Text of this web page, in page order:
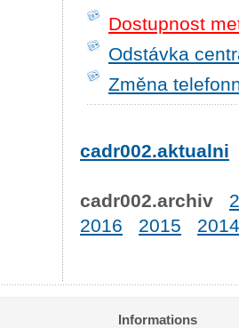
Dostupnost
Odstávka
Změna
cadr002.aktualni
cadr002.archiv
2016
2015 2014
Informations